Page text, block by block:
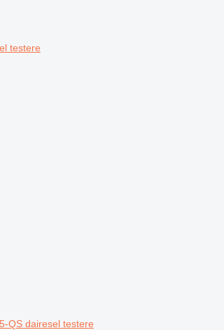
testere
QS dairesel testere